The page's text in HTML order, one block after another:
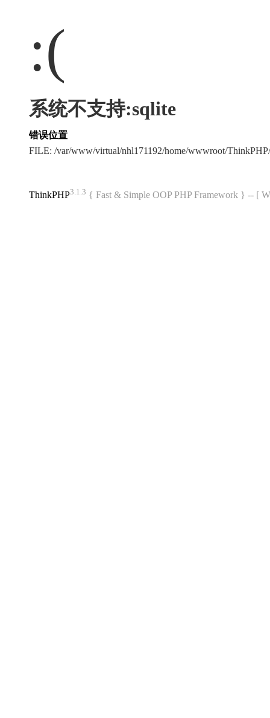
:(
系统不支持:sqlite
错误位置
FILE: /var/www/virtual/nhl171192/home/wwwroot/
ThinkPHP3.1.3 { Fast & Simple OOP PHP Framework } -- [